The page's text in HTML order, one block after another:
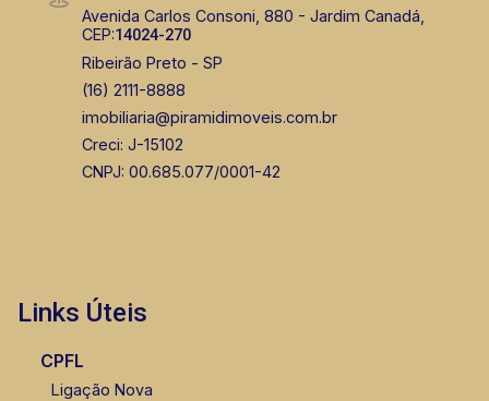
Avenida Carlos Consoni, 880 - Jardim Canadá,
CEP:14024-270
Ribeirão Preto - SP
(16) 2111-8888
imobiliaria@piramidimoveis.com.br
Creci: J-15102
CNPJ: 00.685.077/0001-42
Links Úteis
CPFL
Ligação Nova